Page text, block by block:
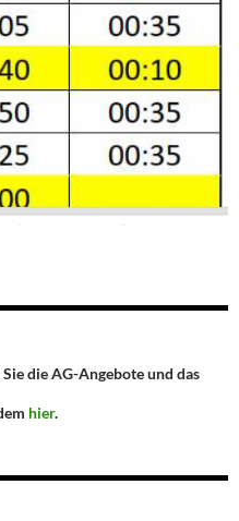
die AG-Angebote und das
hier.